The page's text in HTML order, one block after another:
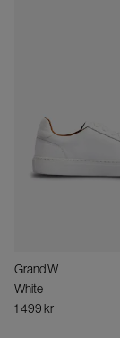
Grand W
White
1 499 kr